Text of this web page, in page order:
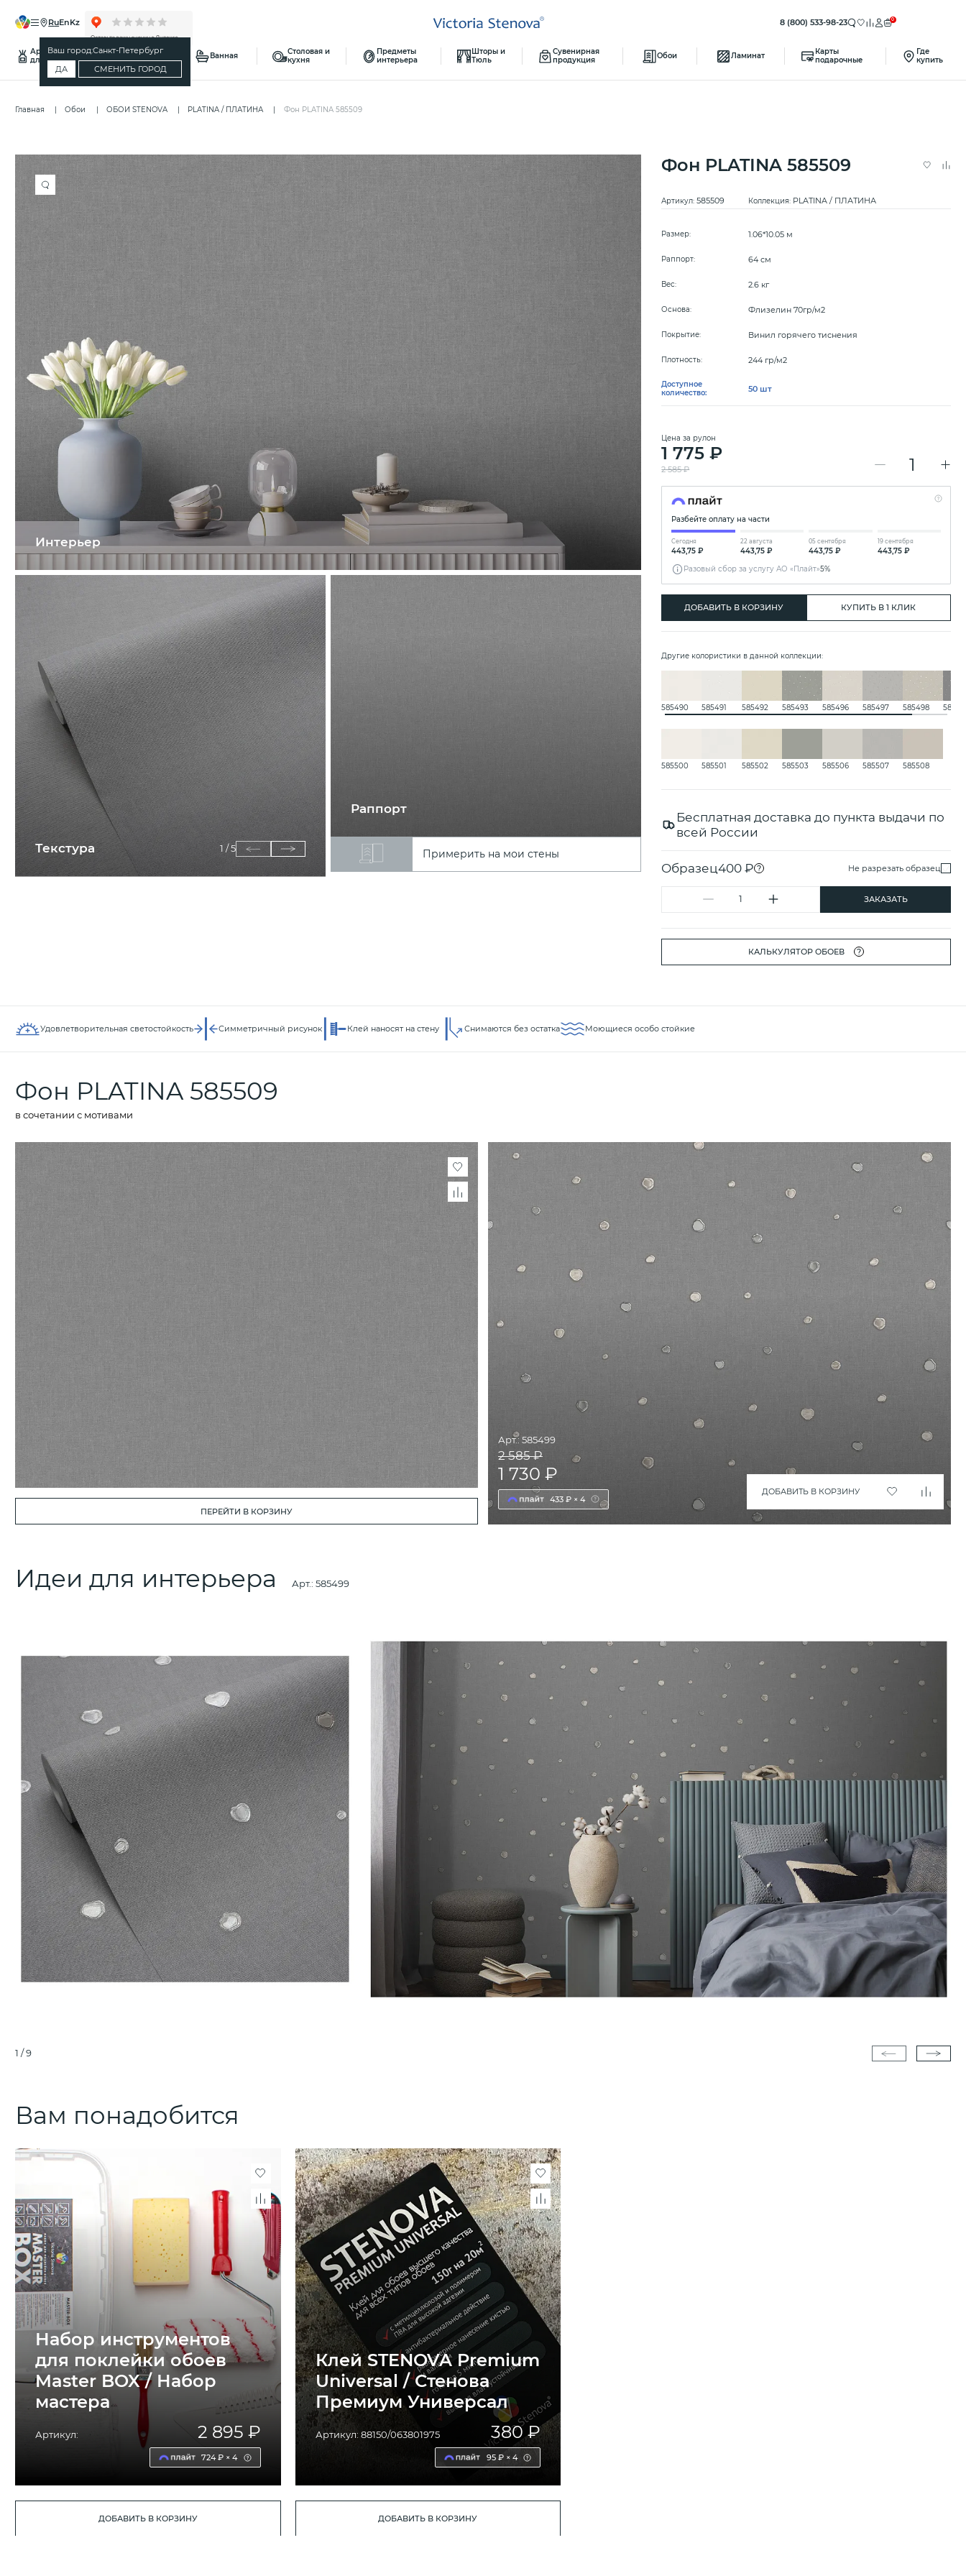
Ваш город:Санкт-Петербург
ДА
СМЕНИТЬ ГОРОД
ru en kz 8 (800) 533-98-23 0
Ароматы
для дома
Спальня Ванная
Столовая и
кухня
Предметы
интерьера
Шторы и
Тюль
Сувенирная
продукция
Обои Ламинат
Карты
подарочные
Где
купить
Главная Обои ОБОИ STENOVA PLATINA / ПЛАТИНА Фон PLATINA 585509
Интерьер
Текстура 1 /5
Раппорт
Примерить на мои стены
Фон PLATINA 585509
Артикул:585509 Коллекция: PLATINA / ПЛАТИНА
Размер: 1.06*10.05 м
Раппорт: 64 см
Вес: 2.6 кг
Основа: Флизелин 70гр/м2
Покрытие: Винил горячего тиснения
Плотность: 244 гр/м2
Доступное
количество:
50 шт
Цена за рулон
1 775 ₽
2 585 ₽
Разбейте оплату на части
Сегодня
443,75 ₽
22 августа
443,75 ₽
05 сентября
443,75 ₽
19 сентября
443,75 ₽
Разовый сбор за услугу АО «Плайт»5%
ДОБАВИТЬ В КОРЗИНУ КУПИТЬ В 1 КЛИК
Другие колористики в данной коллекции:
585490 585491 585492 585493 585496 585497 585498
585500 585501 585502 585503 585506 585507 585508
Бесплатная доставка до пункта выдачи по
всей России
Образец400 ₽ ? Не разрезать образец
ЗАКАЗАТЬ
КАЛЬКУЛЯТОР ОБОЕВ ?
Удовлетворительная светостойкость Симметричный рисунок Клей наносят на стену Снимаются без остатка Моющиеся особо стойкие
Фон PLATINA 585509
в сочетании с мотивами
ПЕРЕЙТИ В КОРЗИНУ
Арт.: 585499
2 585 ₽
1 730 ₽
433 ₽ × 4
ДОБАВИТЬ В КОРЗИНУ
Идеи для интерьера Арт.: 585499
1 /9
Вам понадобится
Набор инструментов
для поклейки обоев
Master BOX / Набор
мастера
Артикул: 2 895 ₽
724 ₽ × 4
ДОБАВИТЬ В КОРЗИНУ
Клей STENOVA Premium
Universal / Стенова
Премиум Универсал
Артикул: 88150/063801975 380 ₽
95 ₽ × 4
ДОБАВИТЬ В КОРЗИНУ